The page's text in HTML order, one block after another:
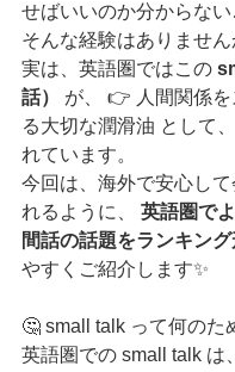
せばいいのか分からない
そんな経験はありません
実は、英語圏ではこの
話）
が、 👉 人間関係
る大切な潤滑油 として
れています。
今回は、海外で安心し
れるように、 英語圏で
間話の話題をランキン
やすくご紹介します✨
🤔 small talk って何のた
英語圏での small talk は